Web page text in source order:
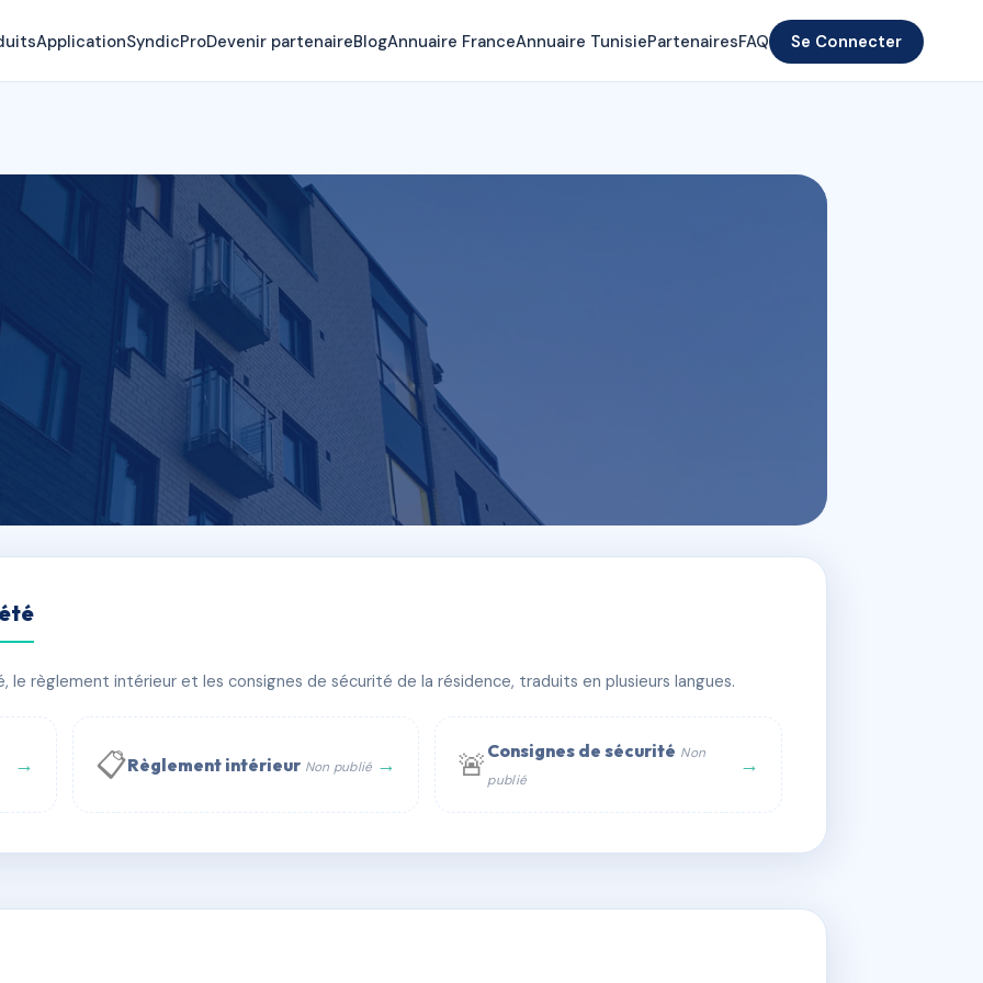
ApplicationSyndicProDevenir partenaireBlogAnnuaire FranceAnnuaire TunisiePartenairesFAQ Se Connecter
Georges
WhatsApp
règlement intérieur et les consignes de sécurité de la résidence, traduits en plusieurs langues.
→ 📋Règlement intérieur Non publié → 🚨 Consignes de sécurité Non
publié
→
AB7415128 🇫🇷